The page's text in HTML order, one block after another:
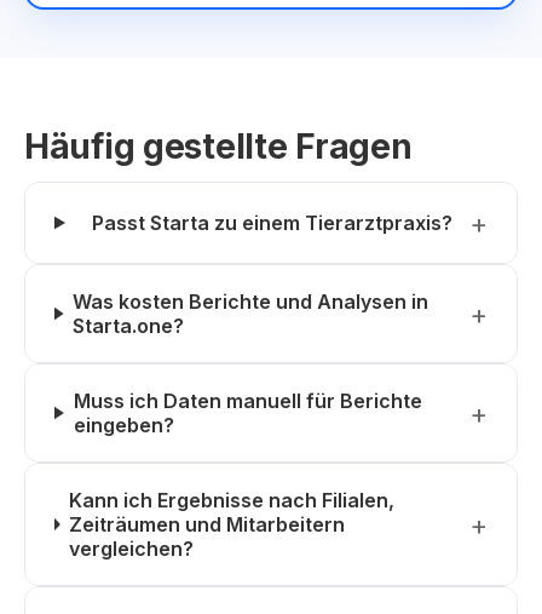
Häufig gestellte Fragen
Passt Starta zu einem Tierarztpraxis?
Was kosten Berichte und Analysen in
Starta.one?
Muss ich Daten manuell für Berichte
eingeben?
Kann ich Ergebnisse nach Filialen,
Zeiträumen und Mitarbeitern
vergleichen?